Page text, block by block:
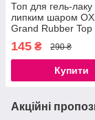
Топ для гель-лаку
липким шаром
Grand Rubber Top
15мл
145 ₴ 290 ₴
Купити
Акційні